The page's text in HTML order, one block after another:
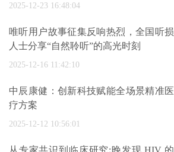
2025-12-23 16:48:04
唯听用户故事征集反响热烈，全国听损
人士分享“自然聆听”的高光时刻
2025-12-16 11:42:10
中辰康健：创新科技赋能全场景精准医
疗方案
2025-12-12 10:56:01
从专家共识到临床研究:晚发现 HIV 的